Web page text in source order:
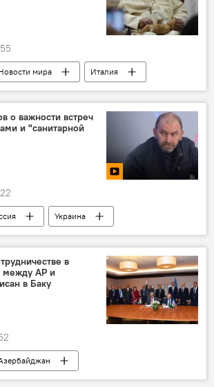
мира
Италия
о важности встреч
и "санитарной
Украина
Путин
в
между АР и
в Баку
АР
Пакистан